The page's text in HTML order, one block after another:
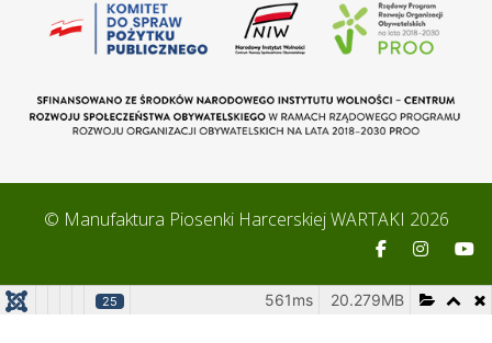
© Manufaktura Piosenki Harcerskiej WARTAKI 2026
25 20.279MB
561ms